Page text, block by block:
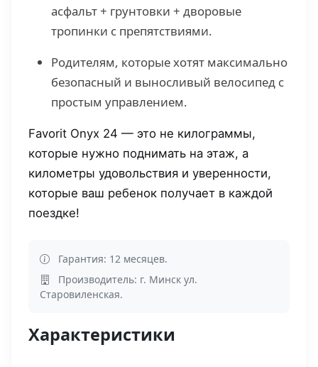
асфальт + грунтовки + дворовые
тропинки с препятствиями.
Родителям, которые хотят максимально
безопасный и выносливый велосипед с
простым управлением.
Favorit Onyx 24 — это не килограммы,
которые нужно поднимать на этаж, а
километры удовольствия и уверенности,
которые ваш ребенок получает в каждой
поездке!
Гарантия: 12 месяцев.
Производитель: г. Минск ул.
Старовиленская.
Характеристики